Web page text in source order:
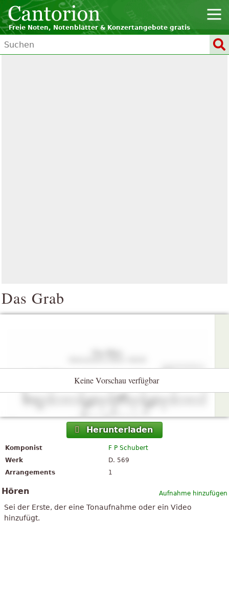
Freie Noten, Notenblätter & Konzertangebote gratis
Das Grab
Keine Vorschau verfügbar
Herunterladen
Komponist
F P Schubert
Werk
D. 569
Arrangements
1
Aufnahme hinzufügen
Hören
Sei der Erste, der eine Tonaufnahme oder ein Video
hinzufügt.